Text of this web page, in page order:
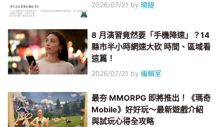
2026/07/21 by 曉緹
8 月演習竟然要「手機降速」？14
縣市半小時網速大砍 時間、區域看
這篇！
2026/07/21 by編輯室
最夯 MMORPG 即將推出！《瑪奇
Mobile》好好玩～最新遊戲介紹
與試玩心得全攻略